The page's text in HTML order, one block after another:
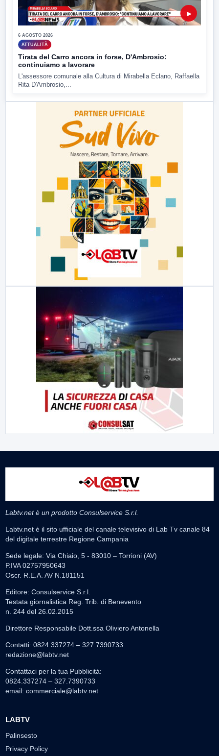
▶
6 AGOSTO 2026
ATTUALITÀ
Tirata del Carro ancora in forse, D'Ambrosio:
continuiamo a lavorare
L'assessore comunale alla Cultura di Mirabella Eclano, Raffaella
Rita D'Ambrosio,...
Labtv.net è un prodotto Consulservice S.r.l.
Labtv.net è il sito ufficiale del canale televisivo di Lab Tv canale 84
del digitale terrestre Regione Campania
Sede legale: Via Chiaio, 5 - 83010 – Torrioni (AV)
P.IVA 02757950643
Oscr. R.E.A. AV N.181151
Editore: Consulservice S.r.l.
Testata giornalistica Reg. Trib. di Benevento
n. 244 del 26.02.2015
Direttore Responsabile Dott.ssa Oliviero Antonella
Contatti: 0824.337274 – 327.7390733
redazione@labtv.net
Contattaci per la tua Pubblicità:
0824.337274 – 327.7390733
email: commerciale@labtv.net
LABTV
Palinsesto
Privacy Policy